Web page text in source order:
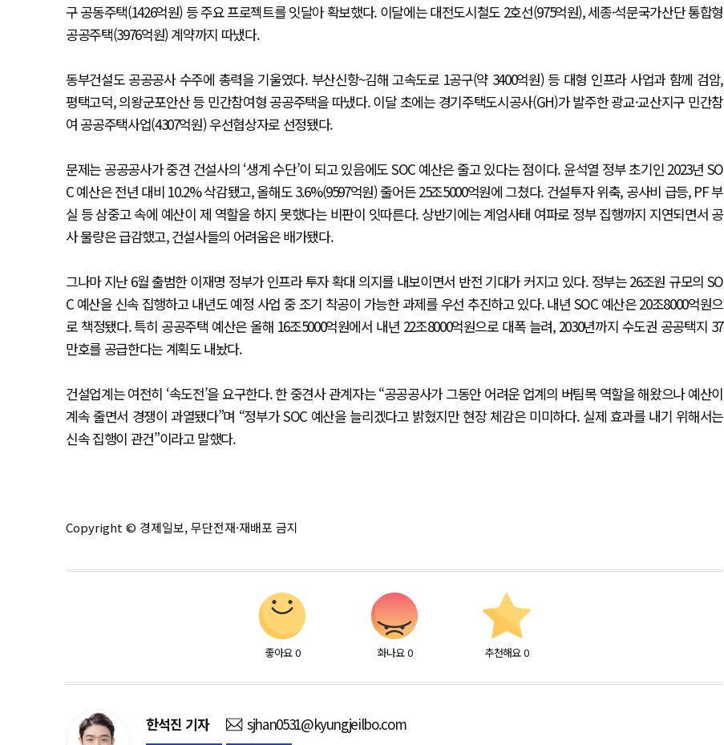
구 공동주택(1426억원) 등 주요 프로젝트를 잇달아 확보했다. 이달에는 대전도시철도 2호선(975억원), 세종·석문국가산단 통합형
공공주택(3976억원) 계약까지 따냈다.
동부건설도 공공공사 수주에 총력을 기울였다. 부산신항~김해 고속도로 1공구(약 3400억원) 등 대형 인프라 사업과 함께 검암,
평택고덕, 의왕군포안산 등 민간참여형 공공주택을 따냈다. 이달 초에는 경기주택도시공사(GH)가 발주한 광교·교산지구 민간참
여 공공주택사업(4307억원) 우선협상자로 선정됐다.
문제는 공공공사가 중견 건설사의 ‘생계 수단’이 되고 있음에도 SOC 예산은 줄고 있다는 점이다. 윤석열 정부 초기인 2023년 SO
C 예산은 전년 대비 10.2% 삭감됐고, 올해도 3.6%(9597억원) 줄어든 25조5000억원에 그쳤다. 건설투자 위축, 공사비 급등, PF 부
실 등 삼중고 속에 예산이 제 역할을 하지 못했다는 비판이 잇따른다. 상반기에는 계엄사태 여파로 정부 집행까지 지연되면서 공
사 물량은 급감했고, 건설사들의 어려움은 배가됐다.
그나마 지난 6월 출범한 이재명 정부가 인프라 투자 확대 의지를 내보이면서 반전 기대가 커지고 있다. 정부는 26조원 규모의 SO
C 예산을 신속 집행하고 내년도 예정 사업 중 조기 착공이 가능한 과제를 우선 추진하고 있다. 내년 SOC 예산은 20조8000억원으
로 책정됐다. 특히 공공주택 예산은 올해 16조5000억원에서 내년 22조8000억원으로 대폭 늘려, 2030년까지 수도권 공공택지 37
만호를 공급한다는 계획도 내놨다.
건설업계는 여전히 ‘속도전’을 요구한다. 한 중견사 관계자는 “공공공사가 그동안 어려운 업계의 버팀목 역할을 해왔으나 예산이
계속 줄면서 경쟁이 과열됐다”며 “정부가 SOC 예산을 늘리겠다고 밝혔지만 현장 체감은 미미하다. 실제 효과를 내기 위해서는
신속 집행이 관건”이라고 말했다.
Copyright © 경제일보, 무단전재·재배포 금지
좋아요 0 화나요 0 추천해요 0
한석진 기자 sjhan0531@kyungjeilbo.com